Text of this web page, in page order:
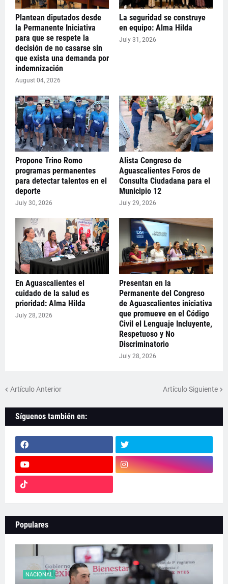
Plantean diputados desde
la Permanente Iniciativa
para que se respete la
decisión de no casarse sin
que exista una demanda por
indemnización
August 04, 2026
La seguridad se construye
en equipo: Alma Hilda
July 31, 2026
Propone Trino Romo
programas permanentes
para detectar talentos en el
deporte
July 30, 2026
Alista Congreso de
Aguascalientes Foros de
Consulta Ciudadana para el
Municipio 12
July 29, 2026
En Aguascalientes el
cuidado de la salud es
prioridad: Alma Hilda
July 28, 2026
Presentan en la
Permanente del Congreso
de Aguascalientes iniciativa
que promueve en el Código
Civil el Lenguaje Incluyente,
Respetuoso y No
Discriminatorio
July 28, 2026
Artículo Anterior Artículo Siguiente
Síguenos también en:
Populares
NACIONAL